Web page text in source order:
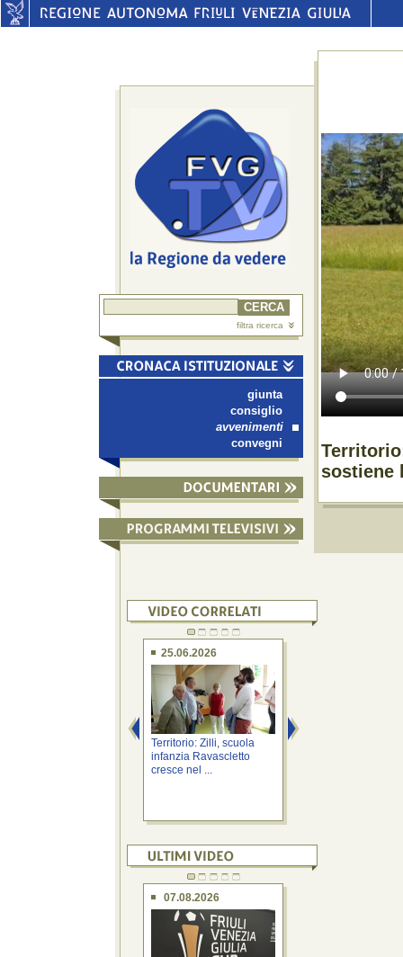
filtra ricerca
giunta
consiglio
avvenimenti
convegni
sostiene
25.06.2026
Territorio: Zilli, scuola
infanzia Ravascletto
cresce nel ...
07.08.2026